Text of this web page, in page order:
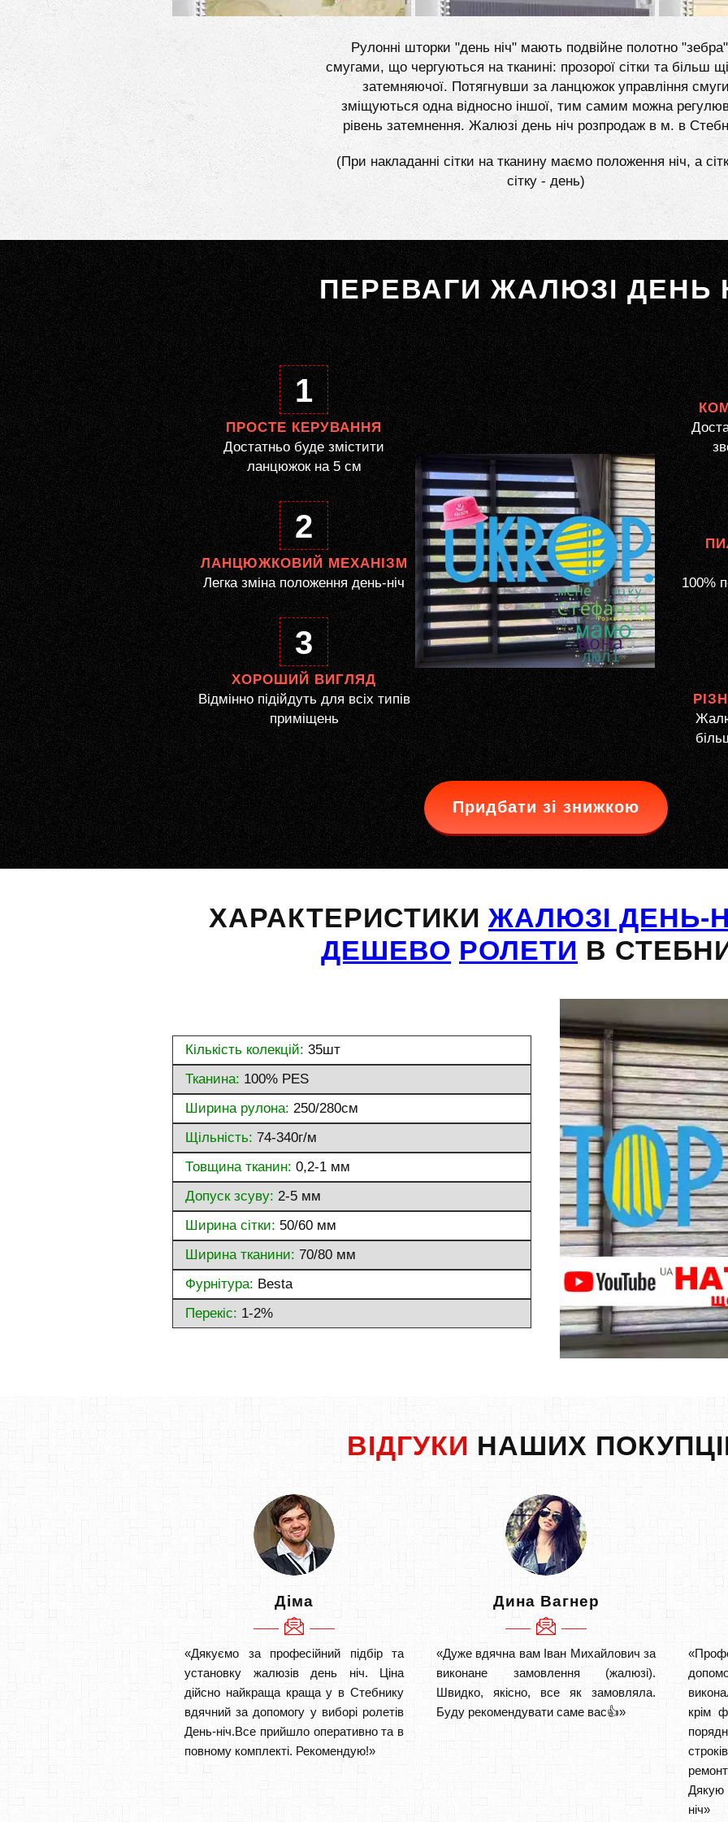
Рулонні шторки "день ніч" мають подвійне полотно "зебра"
смугами, що чергуються на тканині: прозорої сітки та більш
затемняючої. Потягнувши за ланцюжок управління
зміщуються одна відносно іншої, тим самим можна
рівень затемнення. Жалюзі день ніч розпродаж в м. в
(При накладанні сітки на тканину маємо положення ніч, а
сітку - день)
ПЕРЕВАГИ ЖАЛЮЗІ ДЕНЬ
1
ПРОСТЕ КЕРУВАННЯ
Достатньо буде змістити
ланцюжок на 5 см
2
ЛАНЦЮЖКОВИЙ МЕХАНІЗМ
Легка зміна положення день-ніч
3
ХОРОШИЙ ВИГЛЯД
Відмінно підійдуть для всіх типів
приміщень
100%
Придбати зі знижкою
ХАРАКТЕРИСТИКИ ЖАЛЮЗІ ДЕНЬ-
ДЕШЕВО РОЛЕТИ В
Кількість колекцій: 35шт
Тканина: 100% PES
Ширина рулона: 250/280см
Щільність: 74-340г/м
Товщина тканин: 0,2-1 мм
Допуск зсуву: 2-5 мм
Ширина сітки: 50/60 мм
Ширина тканини: 70/80 мм
Фурнітура: Besta
Перекіс: 1-2%
ВІДГУКИ НАШИХ
Діма
«Дякуємо за професійний підбір та
установку жалюзів день ніч. Ціна
дійсно найкраща краща у в Стебнику
вдячний за допомогу у виборі ролетів
День-ніч.Все прийшло оперативно та в
повному комплекті. Рекомендую!»
Дина Вагнер
«Дуже вдячна вам Іван Михайлович за
виконане замовлення (жалюзі).
Швидко, якісно, все як замовляла.
Буду рекомендувати саме вас👍»
крім
Дякую
ніч»